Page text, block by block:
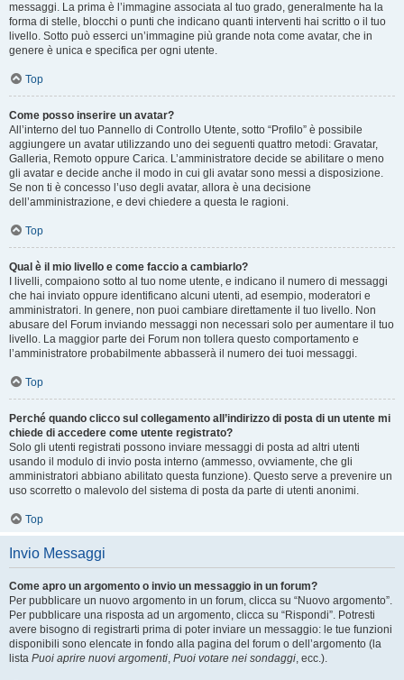
messaggi. La prima è l’immagine associata al tuo grado, generalmente ha la
forma di stelle, blocchi o punti che indicano quanti interventi hai scritto o il tuo
livello. Sotto può esserci un’immagine più grande nota come avatar, che in
genere è unica e specifica per ogni utente.
Top
Come posso inserire un avatar?
All’interno del tuo Pannello di Controllo Utente, sotto “Profilo” è possibile
aggiungere un avatar utilizzando uno dei seguenti quattro metodi: Gravatar,
Galleria, Remoto oppure Carica. L’amministratore decide se abilitare o meno
gli avatar e decide anche il modo in cui gli avatar sono messi a disposizione.
Se non ti è concesso l’uso degli avatar, allora è una decisione
dell’amministrazione, e devi chiedere a questa le ragioni.
Top
Qual è il mio livello e come faccio a cambiarlo?
I livelli, compaiono sotto al tuo nome utente, e indicano il numero di messaggi
che hai inviato oppure identificano alcuni utenti, ad esempio, moderatori e
amministratori. In genere, non puoi cambiare direttamente il tuo livello. Non
abusare del Forum inviando messaggi non necessari solo per aumentare il tuo
livello. La maggior parte dei Forum non tollera questo comportamento e
l’amministratore probabilmente abbasserà il numero dei tuoi messaggi.
Top
Perché quando clicco sul collegamento all’indirizzo di posta di un utente mi
chiede di accedere come utente registrato?
Solo gli utenti registrati possono inviare messaggi di posta ad altri utenti
usando il modulo di invio posta interno (ammesso, ovviamente, che gli
amministratori abbiano abilitato questa funzione). Questo serve a prevenire un
uso scorretto o malevolo del sistema di posta da parte di utenti anonimi.
Top
Invio Messaggi
Come apro un argomento o invio un messaggio in un forum?
Per pubblicare un nuovo argomento in un forum, clicca su “Nuovo argomento”.
Per pubblicare una risposta ad un argomento, clicca su “Rispondi”. Potresti
avere bisogno di registrarti prima di poter inviare un messaggio: le tue funzioni
disponibili sono elencate in fondo alla pagina del forum o dell’argomento (la
lista Puoi aprire nuovi argomenti, Puoi votare nei sondaggi, ecc.).